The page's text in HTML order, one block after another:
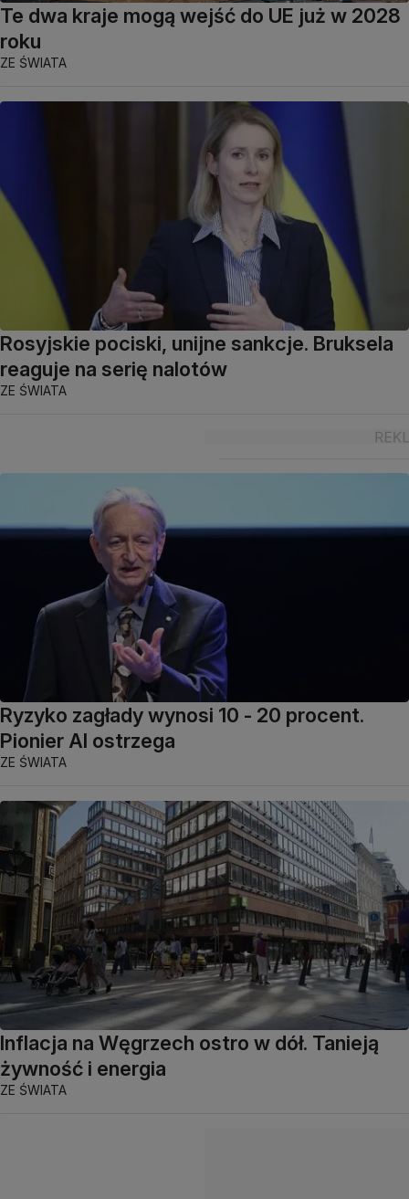
Te dwa kraje mogą wejść do UE już w 2028
roku
ZE ŚWIATA
Rosyjskie pociski, unijne sankcje. Bruksela
reaguje na serię nalotów
ZE ŚWIATA
Ryzyko zagłady wynosi 10 - 20 procent.
Pionier AI ostrzega
ZE ŚWIATA
Inflacja na Węgrzech ostro w dół. Tanieją
żywność i energia
ZE ŚWIATA